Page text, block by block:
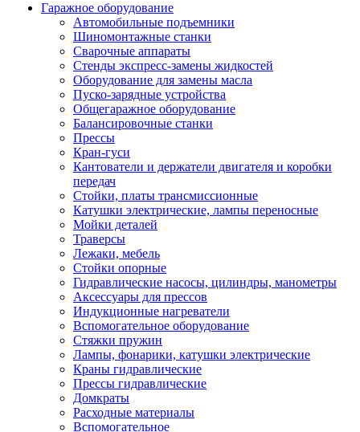
Гаражное оборудование
Автомобильные подъемники
Шиномонтажные станки
Сварочные аппараты
Стенды экспресс-замены жидкостей
Оборудование для замены масла
Пуско-зарядные устройства
Общегаражное оборудование
Балансировочные станки
Прессы
Кран-гуси
Кантователи и держатели двигателя и коробки
передач
Стойки, платы трансмиссионные
Катушки электрические, лампы переносные
Мойки деталей
Траверсы
Лежаки, мебель
Стойки опорные
Гидравлические насосы, цилиндры, манометры
Аксессуары для прессов
Индукционные нагреватели
Вспомогательное оборудование
Стяжки пружин
Лампы, фонарики, катушки электрические
Краны гидравлические
Прессы гидравлические
Домкраты
Расходные материалы
Вспомогательное